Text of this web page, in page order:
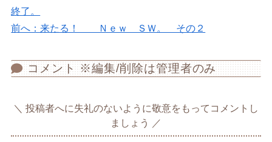
終了。
前へ：来たる！ Ｎｅｗ ＳＷ。 その２
コメント ※編集/削除は管理者のみ
投稿者へに失礼のないように敬意をもってコメントし
ましょう